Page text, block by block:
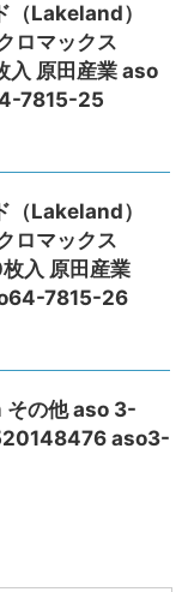
（Lakeland）
マックス
原田産業 aso
7815-25
（Lakeland）
マックス
入 原田産業
7815-26
の他 aso 3-
aso3-